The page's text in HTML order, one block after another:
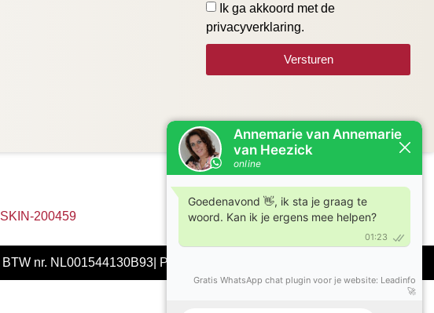
Ik ga akkoord met de
privacyverklaring.
Versturen
SKIN-200459
BTW nr. NL001544130B93| Privacyverklaring